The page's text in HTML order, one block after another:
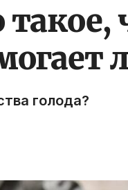
голода?